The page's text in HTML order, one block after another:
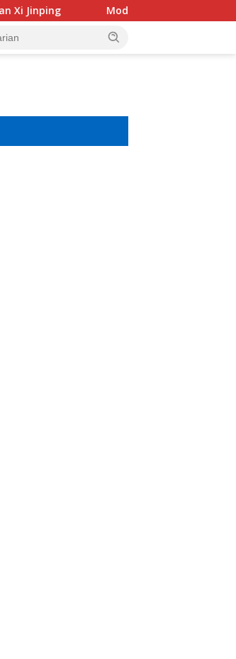
Modifikasi Ayla Vintage dan Gran Max Retro